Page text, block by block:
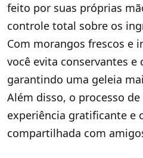
feito por suas próprias
controle total sobre os
Com morangos frescos e
você evita conservantes
garantindo uma geleia
Além disso, o processo
experiência gratificante e
compartilhada com